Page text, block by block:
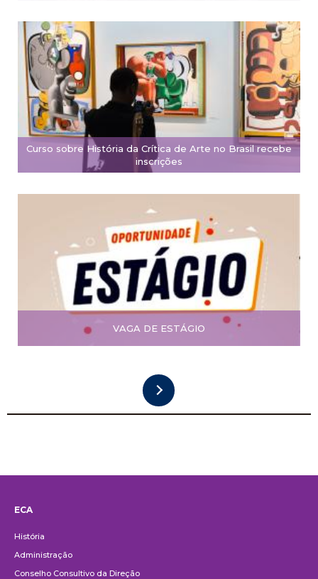
Curso sobre História da Crítica de Arte no Brasil recebe
inscrições
VAGA DE ESTÁGIO
ECA
História
Administração
Conselho Consultivo da Direção